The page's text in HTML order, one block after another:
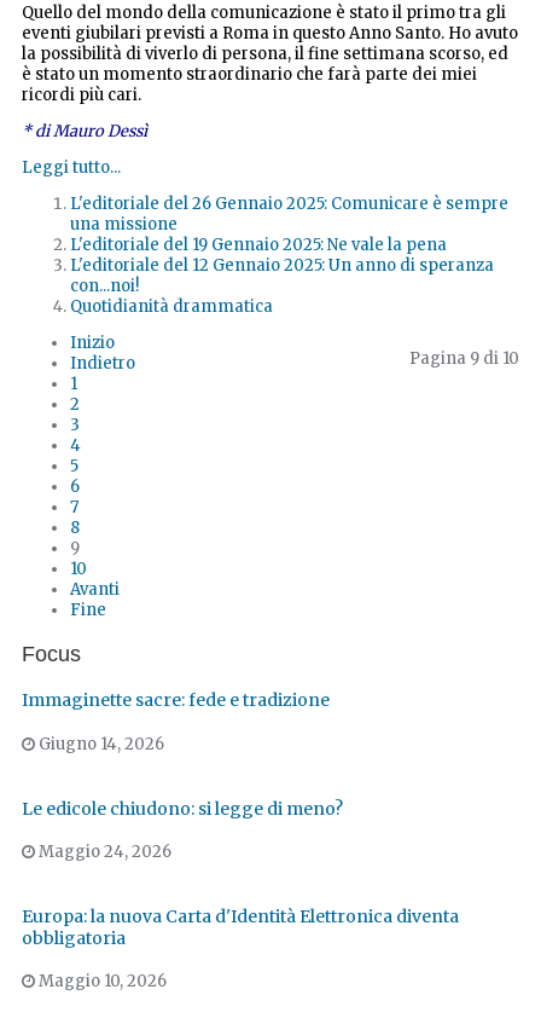
Quello del mondo della comunicazione è stato il primo tra gli
eventi giubilari previsti a Roma in questo Anno Santo. Ho avuto
la possibilità di viverlo di persona, il fine settimana scorso, ed
è stato un momento straordinario che farà parte dei miei
ricordi più cari.
* di Mauro Dessì
Leggi tutto...
L'editoriale del 26 Gennaio 2025: Comunicare è sempre
una missione
L'editoriale del 19 Gennaio 2025: Ne vale la pena
L'editoriale del 12 Gennaio 2025: Un anno di speranza
con...noi!
Quotidianità drammatica
Pagina 9 di 10
Inizio
Indietro
1
2
3
4
5
6
7
8
9
10
Avanti
Fine
Focus
Immaginette sacre: fede e tradizione
Giugno 14, 2026
Le edicole chiudono: si legge di meno?
Maggio 24, 2026
Europa: la nuova Carta d'Identità Elettronica diventa
obbligatoria
Maggio 10, 2026